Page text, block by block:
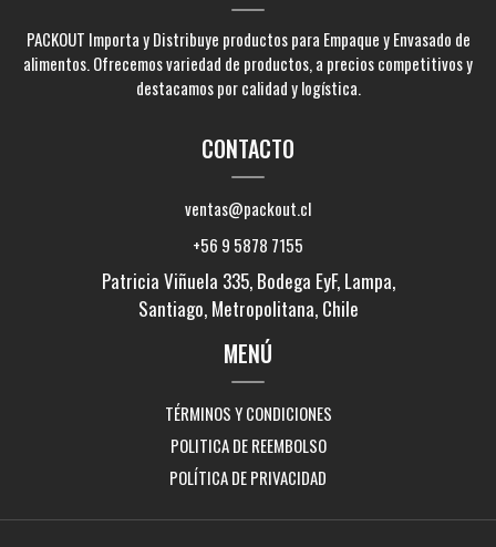
PACKOUT Importa y Distribuye productos para Empaque y Envasado de
alimentos. Ofrecemos variedad de productos, a precios competitivos y
destacamos por calidad y logística.
CONTACTO
ventas@packout.cl
+56 9 5878 7155
Patricia Viñuela 335, Bodega EyF, Lampa,
Santiago, Metropolitana, Chile
MENÚ
TÉRMINOS Y CONDICIONES
POLITICA DE REEMBOLSO
POLÍTICA DE PRIVACIDAD